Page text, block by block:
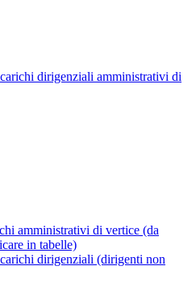
dirigenziali amministrativi di
amministrativi di vertice (da
in tabelle)
dirigenziali (dirigenti non